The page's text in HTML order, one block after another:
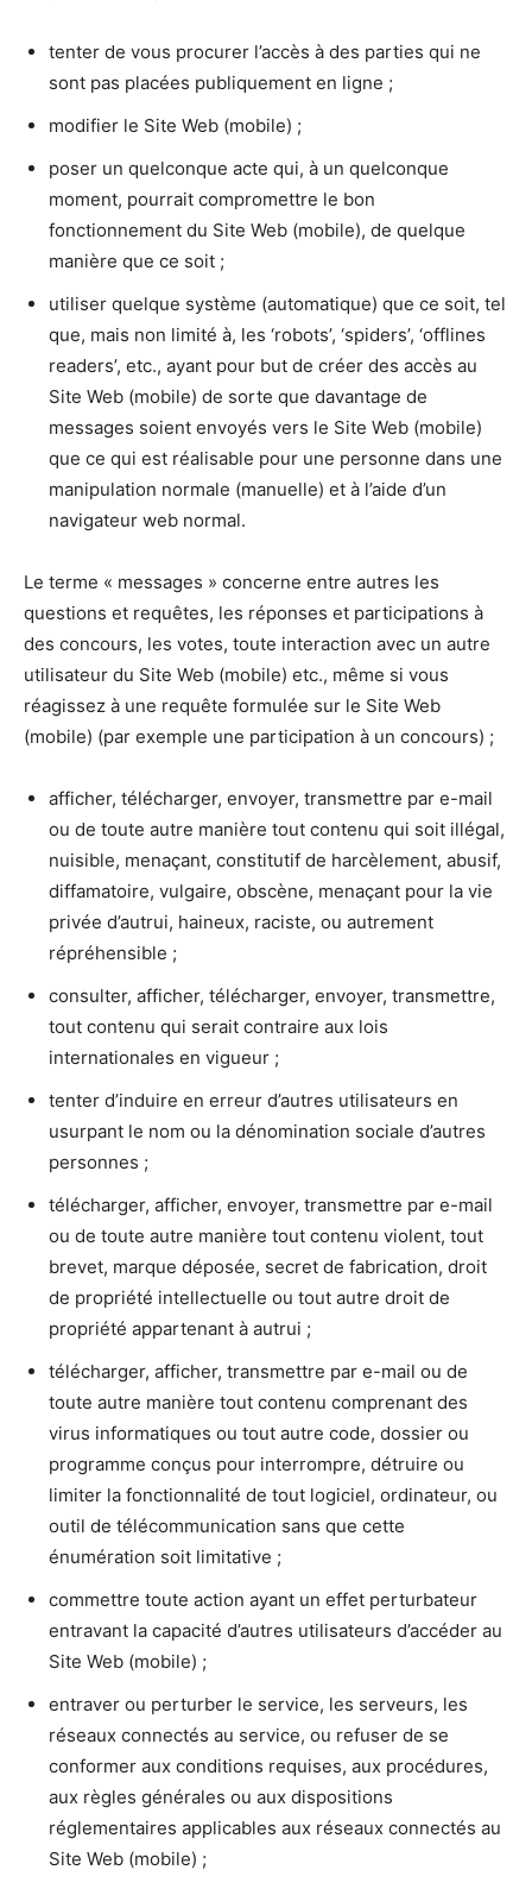
tenter de vous procurer l’accès à des parties qui ne
sont pas placées publiquement en ligne ;
modifier le Site Web (mobile) ;
poser un quelconque acte qui, à un quelconque
moment, pourrait compromettre le bon
fonctionnement du Site Web (mobile), de quelque
manière que ce soit ;
utiliser quelque système (automatique) que ce soit, tel
que, mais non limité à, les ‘robots’, ‘spiders’, ‘offlines
readers’, etc., ayant pour but de créer des accès au
Site Web (mobile) de sorte que davantage de
messages soient envoyés vers le Site Web (mobile)
que ce qui est réalisable pour une personne dans une
manipulation normale (manuelle) et à l’aide d’un
navigateur web normal.
Le terme « messages » concerne entre autres les
questions et requêtes, les réponses et participations à
des concours, les votes, toute interaction avec un autre
utilisateur du Site Web (mobile) etc., même si vous
réagissez à une requête formulée sur le Site Web
(mobile) (par exemple une participation à un concours) ;
afficher, télécharger, envoyer, transmettre par e-mail
ou de toute autre manière tout contenu qui soit illégal,
nuisible, menaçant, constitutif de harcèlement, abusif,
diffamatoire, vulgaire, obscène, menaçant pour la vie
privée d’autrui, haineux, raciste, ou autrement
répréhensible ;
consulter, afficher, télécharger, envoyer, transmettre,
tout contenu qui serait contraire aux lois
internationales en vigueur ;
tenter d’induire en erreur d’autres utilisateurs en
usurpant le nom ou la dénomination sociale d’autres
personnes ;
télécharger, afficher, envoyer, transmettre par e-mail
ou de toute autre manière tout contenu violent, tout
brevet, marque déposée, secret de fabrication, droit
de propriété intellectuelle ou tout autre droit de
propriété appartenant à autrui ;
télécharger, afficher, transmettre par e-mail ou de
toute autre manière tout contenu comprenant des
virus informatiques ou tout autre code, dossier ou
programme conçus pour interrompre, détruire ou
limiter la fonctionnalité de tout logiciel, ordinateur, ou
outil de télécommunication sans que cette
énumération soit limitative ;
commettre toute action ayant un effet perturbateur
entravant la capacité d’autres utilisateurs d’accéder au
Site Web (mobile) ;
entraver ou perturber le service, les serveurs, les
réseaux connectés au service, ou refuser de se
conformer aux conditions requises, aux procédures,
aux règles générales ou aux dispositions
réglementaires applicables aux réseaux connectés au
Site Web (mobile) ;